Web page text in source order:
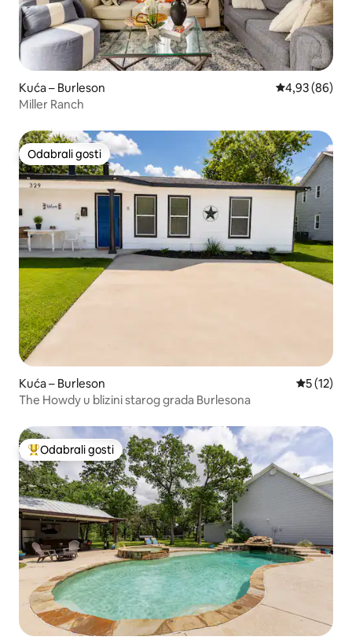
Kuća – Burleson Prosječna
4,93 (86)
Miller Ranch
Odabrali gosti
Odabrali gosti
Kuća – Burleson Prosječna
5 (12)
The Howdy u blizini starog grada Burlesona
Među najviše rangiranima s oznakom „Odabrali gosti”
Odabrali gosti